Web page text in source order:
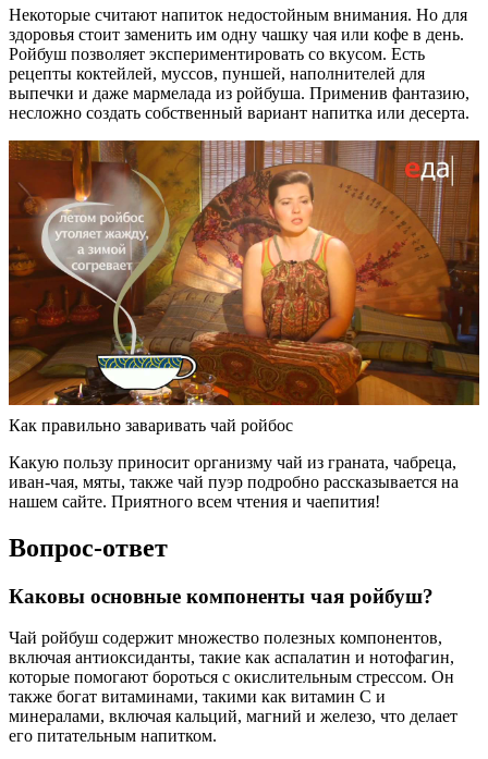
Некоторые считают напиток недостойным внимания. Но для
здоровья стоит заменить им одну чашку чая или кофе в день.
Ройбуш позволяет экспериментировать со вкусом. Есть
рецепты коктейлей, муссов, пуншей, наполнителей для
выпечки и даже мармелада из ройбуша. Применив фантазию,
несложно создать собственный вариант напитка или десерта.
Как правильно заваривать чай ройбос
Какую пользу приносит организму чай из граната, чабреца,
иван-чая, мяты, также чай пуэр подробно рассказывается на
нашем сайте. Приятного всем чтения и чаепития!
Вопрос-ответ
Каковы основные компоненты чая ройбуш?
Чай ройбуш содержит множество полезных компонентов,
включая антиоксиданты, такие как аспалатин и нотофагин,
которые помогают бороться с окислительным стрессом. Он
также богат витаминами, такими как витамин C и
минералами, включая кальций, магний и железо, что делает
его питательным напитком.